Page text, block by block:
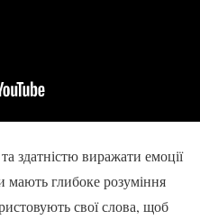
здатністю виражати емоції
мають глибоке розуміння
свої слова, щоб